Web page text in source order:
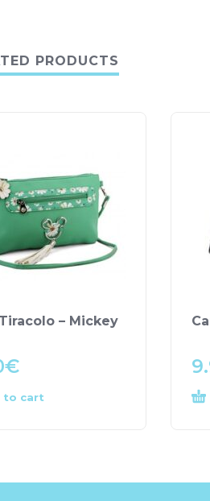
PRODUCTS
– Mickey
€
to cart